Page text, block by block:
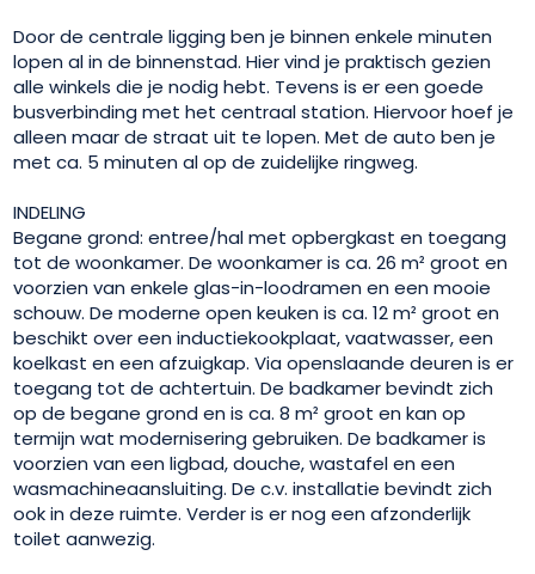
Door de centrale ligging ben je binnen enkele minuten
lopen al in de binnenstad. Hier vind je praktisch gezien
alle winkels die je nodig hebt. Tevens is er een goede
busverbinding met het centraal station. Hiervoor hoef je
alleen maar de straat uit te lopen. Met de auto ben je
met ca. 5 minuten al op de zuidelijke ringweg.
INDELING
Begane grond: entree/hal met opbergkast en toegang
tot de woonkamer. De woonkamer is ca. 26 m² groot en
voorzien van enkele glas-in-loodramen en een mooie
schouw. De moderne open keuken is ca. 12 m² groot en
beschikt over een inductiekookplaat, vaatwasser, een
koelkast en een afzuigkap. Via openslaande deuren is er
toegang tot de achtertuin. De badkamer bevindt zich
op de begane grond en is ca. 8 m² groot en kan op
termijn wat modernisering gebruiken. De badkamer is
voorzien van een ligbad, douche, wastafel en een
wasmachineaansluiting. De c.v. installatie bevindt zich
ook in deze ruimte. Verder is er nog een afzonderlijk
toilet aanwezig.